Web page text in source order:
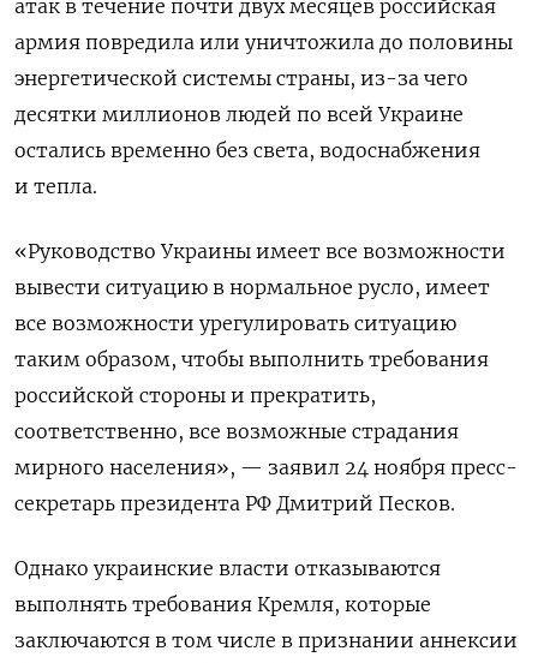
атак в течение почти двух месяцев российская
армия повредила или уничтожила до половины
энергетической системы страны, из-за чего
десятки миллионов людей по всей Украине
остались временно без света, водоснабжения
и тепла.
«Руководство Украины имеет все возможности
вывести ситуацию в нормальное русло, имеет
все возможности урегулировать ситуацию
таким образом, чтобы выполнить требования
российской стороны и прекратить,
соответственно, все возможные страдания
мирного населения», — заявил 24 ноября пресс-
секретарь президента РФ Дмитрий Песков.
Однако украинские власти отказываются
выполнять требования Кремля, которые
заключаются в том числе в признании аннексии